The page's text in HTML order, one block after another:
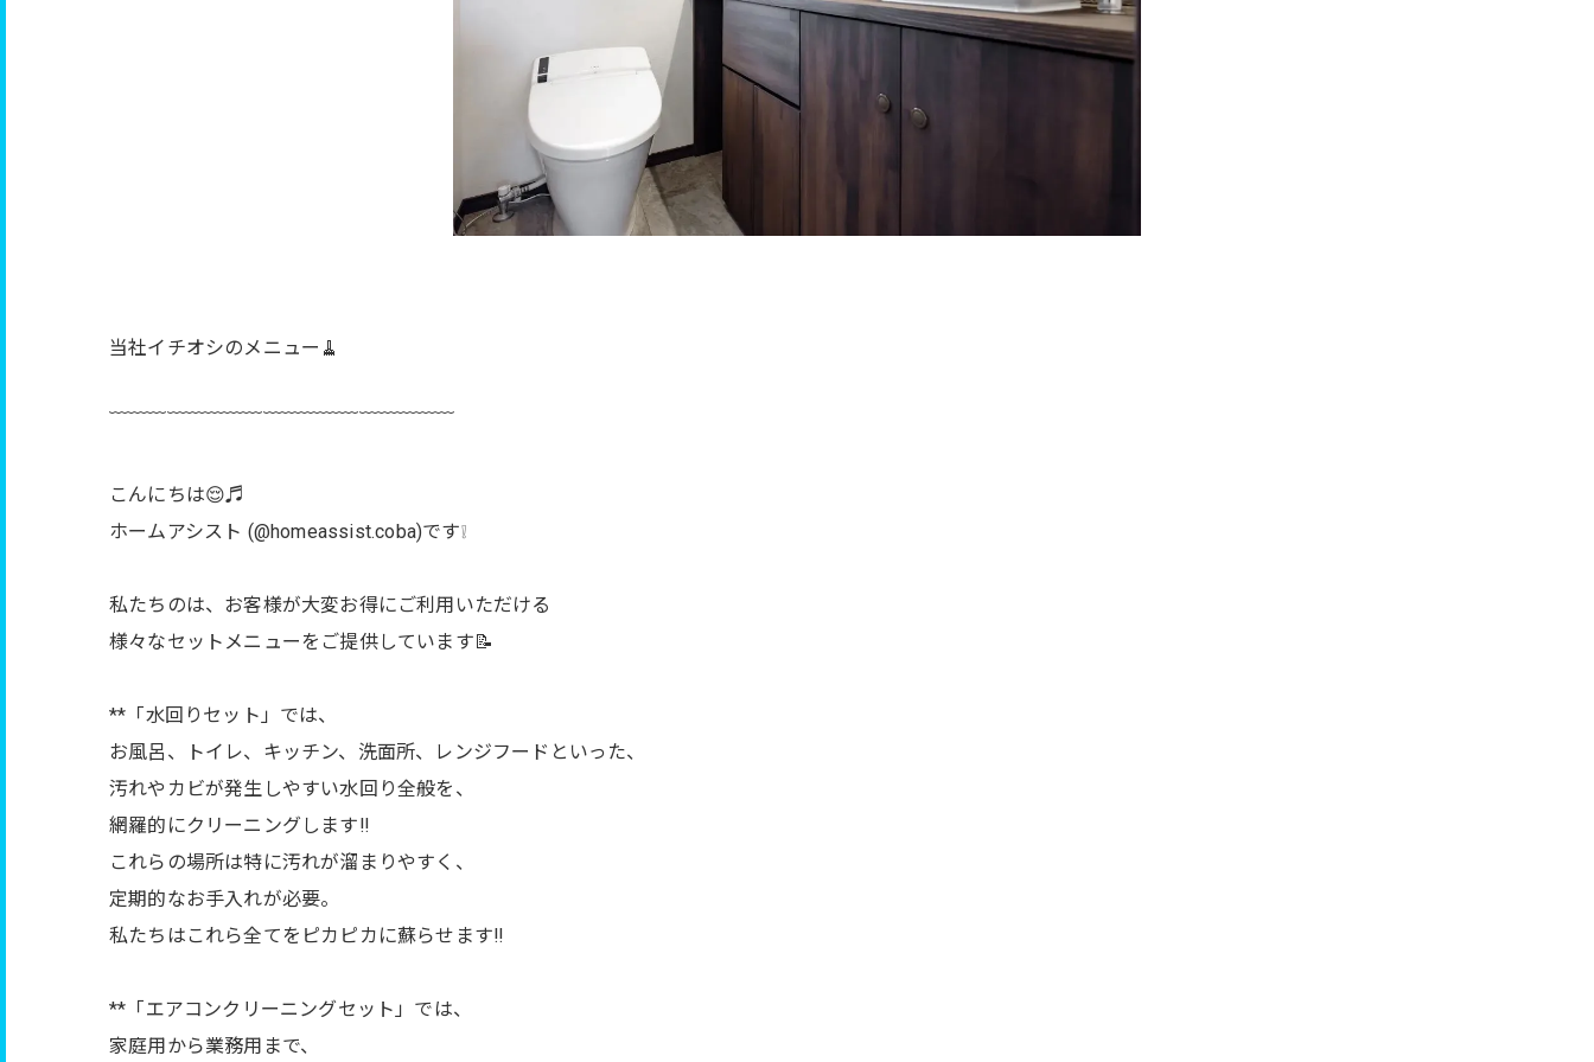
当社イチオシのメニュー🧹
﹋﹋﹋﹋﹋﹋﹋﹋﹋﹋﹋﹋﹋﹋﹋﹋﹋﹋
こんにちは😌♬
ホームアシスト (@homeassist.coba)です❕
私たちのは、お客様が大変お得にご利用いただける
様々なセットメニューをご提供しています📝
**「水回りセット」では、
お風呂、トイレ、キッチン、洗面所、レンジフードといった、
汚れやカビが発生しやすい水回り全般を、
網羅的にクリーニングします‼︎
これらの場所は特に汚れが溜まりやすく、
定期的なお手入れが必要。
私たちはこれら全てをピカピカに蘇らせます‼︎
**「エアコンクリーニングセット」では、
家庭用から業務用まで、